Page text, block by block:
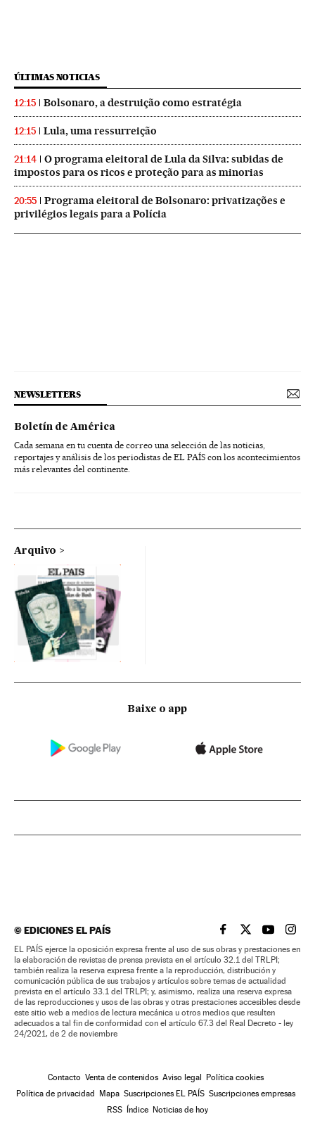
ÚLTIMAS NOTICIAS
12:15 Bolsonaro, a destruição como estratégia
12:15 Lula, uma ressurreição
21:14
O programa eleitoral de Lula da Silva: subidas de
impostos para os ricos e proteção para as minorias
20:55
Programa eleitoral de Bolsonaro: privatizações e
privilégios legais para a Polícia
NEWSLETTERS
Boletín de América
Cada semana en tu cuenta de correo una selección de las noticias,
reportajes y análisis de los periodistas de EL PAÍS con los acontecimientos
más relevantes del continente.
Arquivo
Baixe o app
©EDICIONES EL PAÍS EL PAÍS BRASIL EN
EL PAÍSEL PAÍS
EL
EL PAÍS ejerce la oposición expresa frente al uso de sus obras y prestaciones en
la elaboración de revistas de prensa prevista en el artículo 32.1 del TRLPI;
también realiza la reserva expresa frente a la reproducción, distribución y
comunicación pública de sus trabajos y artículos sobre temas de actualidad
prevista en el artículo 33.1 del TRLPI; y, asimismo, realiza una reserva expresa
de las reproducciones y usos de las obras y otras prestaciones accesibles desde
este sitio web a medios de lectura mecánica u otros medios que resulten
adecuados a tal fin de conformidad con el artículo 67.3 del Real Decreto - ley
24/2021, de 2 de noviembre
Contacto Venta de contenidos Aviso legal Política cookies
Política de privacidad Mapa Suscripciones EL PAÍS Suscripciones empresas
RSS Índice Noticias de hoy